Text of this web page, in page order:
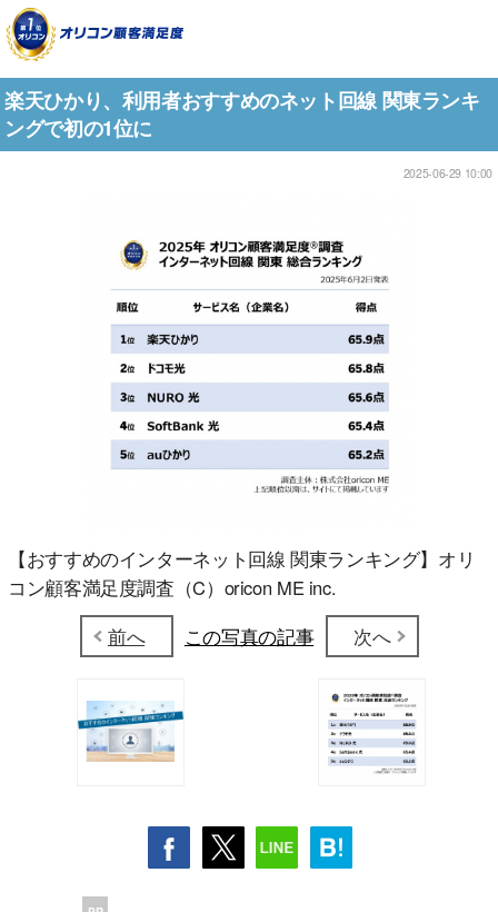
楽天ひかり、利用者おすすめのネット回線 関東ランキ
ングで初の1位に
2025-06-29 10:00
【おすすめのインターネット回線 関東ランキング】オリ
コン顧客満足度調査（C）oricon ME inc.
前へ
この写真の記事 次へ